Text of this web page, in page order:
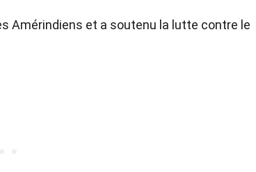
Amérindiens et a soutenu la lutte contre le